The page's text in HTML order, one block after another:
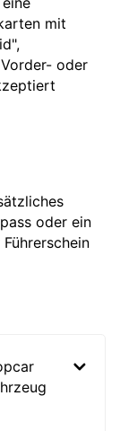
mit
oder
oder ein